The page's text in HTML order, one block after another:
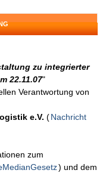
zu integrierter
22.11.07"
Verantwortung von
e.V. (Nachricht
zum
) und dem